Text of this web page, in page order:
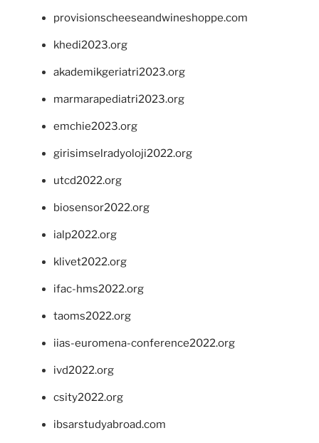
provisionscheeseandwineshoppe.com
khedi2023.org
akademikgeriatri2023.org
marmarapediatri2023.org
emchie2023.org
girisimselradyoloji2022.org
utcd2022.org
biosensor2022.org
ialp2022.org
klivet2022.org
ifac-hms2022.org
taoms2022.org
iias-euromena-conference2022.org
ivd2022.org
csity2022.org
ibsarstudyabroad.com